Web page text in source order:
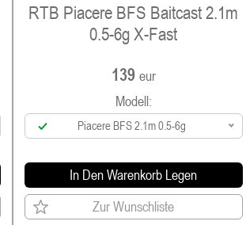
RTB Piacere BFS Baitcast 2.1m
0.5-6g X-Fast
139 eur
Modell:
Piacere BFS 2.1m 0.5-6g
In Den Warenkorb Legen
Zur Wunschliste